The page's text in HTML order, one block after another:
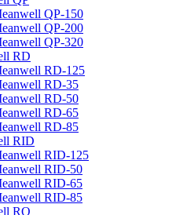
QP-150
QP-200
QP-320
RD
RD-125
RD-35
RD-50
RD-65
RD-85
RID
RID-125
RID-50
RID-65
RID-85
RQ